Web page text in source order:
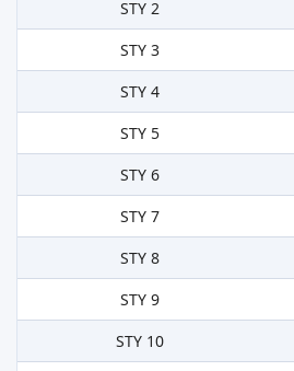
STY 2
STY 3
STY 4
STY 5
STY 6
STY 7
STY 8
STY 9
STY 10